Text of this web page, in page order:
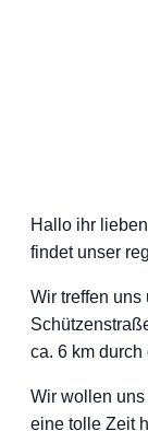
Hallo ihr
findet unser
Wir treffen uns
ca. 6 km
Wir wollen
eine tolle Zeit